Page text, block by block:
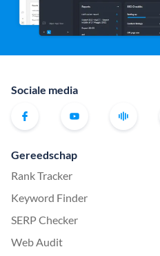
Sociale media
Gereedschap
Rank Tracker
Keyword Finder
SERP Checker
Web Audit